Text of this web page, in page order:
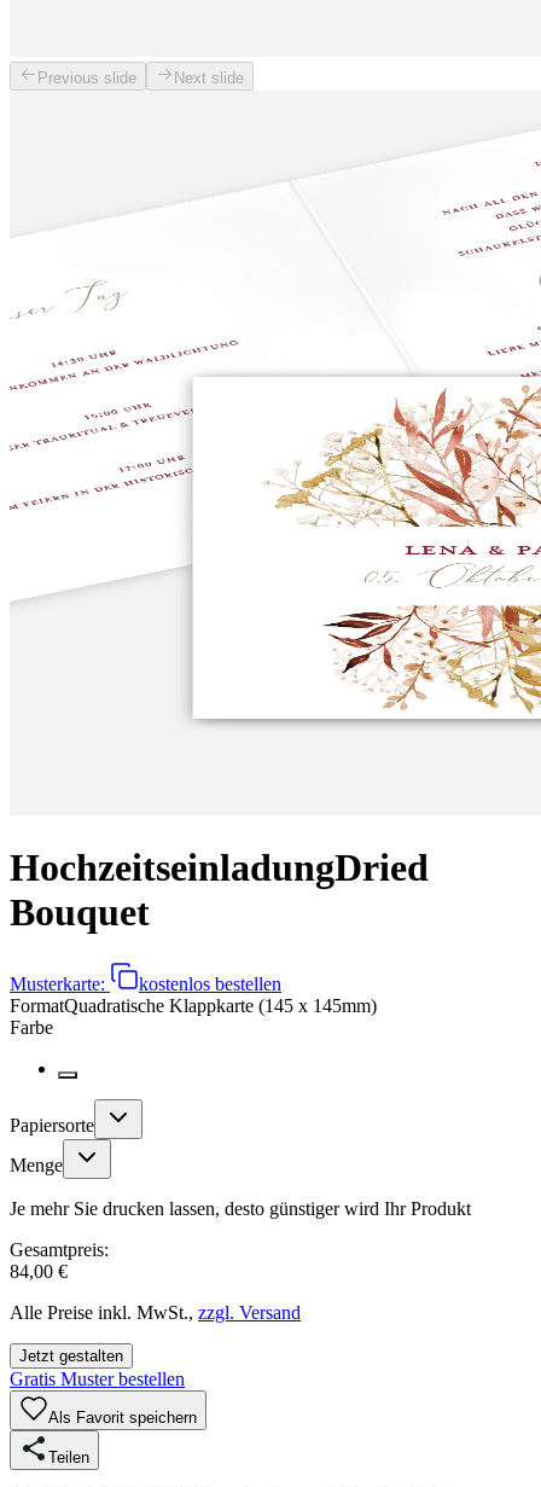
Previous slide Next slide
HochzeitseinladungDried
Bouquet
Musterkarte:
kostenlos bestellen
FormatQuadratische Klappkarte (145 x 145mm)
Farbe
Papiersorte
Menge
Je mehr Sie drucken lassen, desto günstiger wird Ihr Produkt
Gesamtpreis:
84,00 €
Alle Preise inkl. MwSt., zzgl. Versand
Jetzt gestalten
Gratis Muster bestellen
Als Favorit speichern
Teilen